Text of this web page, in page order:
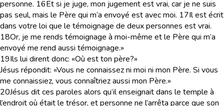
personne. 16Et si je juge, mon jugement est vrai, car je ne suis
pas seul, mais le Père qui m’a envoyé est avec moi. 17Il est écrit
dans votre loi que le témoignage de deux personnes est vrai.
18Or, je me rends témoignage à moi-même et le Père qui m’a
envoyé me rend aussi témoignage.»
19Ils lui dirent donc: «Où est ton père?»
Jésus répondit: «Vous ne connaissez ni moi ni mon Père. Si vous
me connaissiez, vous connaîtriez aussi mon Père.»
20Jésus dit ces paroles alors qu’il enseignait dans le temple à
l’endroit où était le trésor, et personne ne l’arrêta parce que son